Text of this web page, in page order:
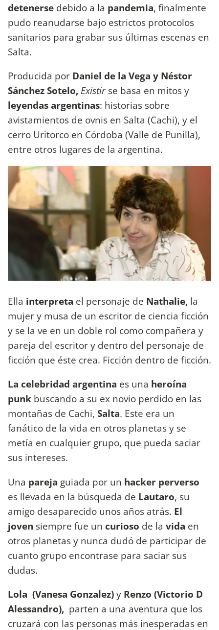
detenerse debido a la pandemia, finalmente
pudo reanudarse bajo estrictos protocolos
sanitarios para grabar sus últimas escenas en
Salta.
Producida por Daniel de la Vega y Néstor
Sánchez Sotelo, Existir se basa en mitos y
leyendas argentinas: historias sobre
avistamientos de ovnis en Salta (Cachi), y el
cerro Uritorco en Córdoba (Valle de Punilla),
entre otros lugares de la argentina.
Ella interpreta el personaje de Nathalie, la
mujer y musa de un escritor de ciencia ficción
y se la ve en un doble rol como compañera y
pareja del escritor y dentro del personaje de
ficción que éste crea. Ficción dentro de ficción.
La celebridad argentina es una heroína
punk buscando a su ex novio perdido en las
montañas de Cachi, Salta. Este era un
fanático de la vida en otros planetas y se
metía en cualquier grupo, que pueda saciar
sus intereses.
Una pareja guiada por un hacker perverso
es llevada en la búsqueda de Lautaro, su
amigo desaparecido unos años atrás. El
joven siempre fue un curioso de la vida en
otros planetas y nunca dudó de participar de
cuanto grupo encontrase para saciar sus
dudas.
Lola (Vanesa Gonzalez)y Renzo (Victorio D
Alessandro), parten a una aventura que los
cruzará con las personas más inesperadas en